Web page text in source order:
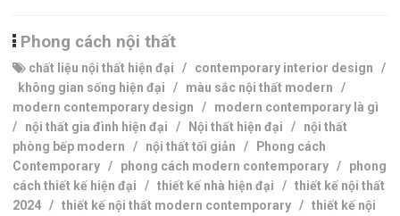
Phong cách nội thất
chất liệu nội thất hiện đại / contemporary interior design /
không gian sống hiện đại / màu sắc nội thất modern /
modern contemporary design / modern contemporary là gì
/ nội thất gia đình hiện đại / Nội thất hiện đại / nội thất
phòng bếp modern / nội thất tối giản /
Phong cách
Contemporary / phong cách modern contemporary / phong
cách thiết kế hiện đại /thiết kế nhà hiện đại /thiết kế nội thất
2024 /thiết kế nội thất modern contemporary /thiết kế nội